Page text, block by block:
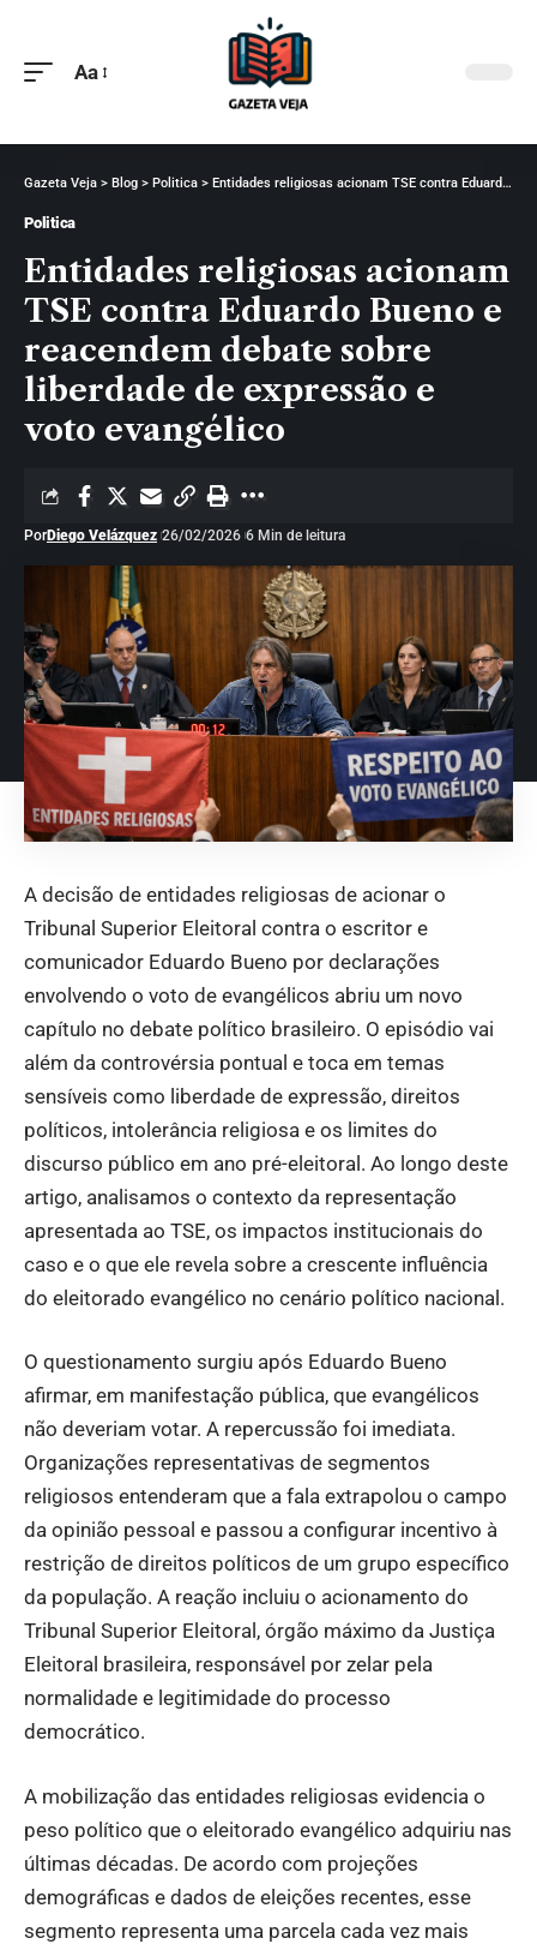
Aa
Gazeta Veja > Blog > Politica > Entidades religiosas acionam TSE contra Eduardo Bueno e reacendem debate sobre liberdade de expressão e voto evangélico
Politica
Entidades religiosas acionam
TSE contra Eduardo Bueno e
reacendem debate sobre
liberdade de expressão e
voto evangélico
PorDiego Velázquez 26/02/2026 6 Min de leitura
A decisão de entidades religiosas de acionar o
Tribunal Superior Eleitoral contra o escritor e
comunicador Eduardo Bueno por declarações
envolvendo o voto de evangélicos abriu um novo
capítulo no debate político brasileiro. O episódio vai
além da controvérsia pontual e toca em temas
sensíveis como liberdade de expressão, direitos
políticos, intolerância religiosa e os limites do
discurso público em ano pré-eleitoral. Ao longo deste
artigo, analisamos o contexto da representação
apresentada ao TSE, os impactos institucionais do
caso e o que ele revela sobre a crescente influência
do eleitorado evangélico no cenário político nacional.
O questionamento surgiu após Eduardo Bueno
afirmar, em manifestação pública, que evangélicos
não deveriam votar. A repercussão foi imediata.
Organizações representativas de segmentos
religiosos entenderam que a fala extrapolou o campo
da opinião pessoal e passou a configurar incentivo à
restrição de direitos políticos de um grupo específico
da população. A reação incluiu o acionamento do
Tribunal Superior Eleitoral, órgão máximo da Justiça
Eleitoral brasileira, responsável por zelar pela
normalidade e legitimidade do processo
democrático.
A mobilização das entidades religiosas evidencia o
peso político que o eleitorado evangélico adquiriu nas
últimas décadas. De acordo com projeções
demográficas e dados de eleições recentes, esse
segmento representa uma parcela cada vez mais